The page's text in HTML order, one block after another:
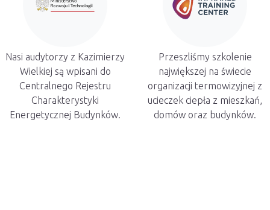
Nasi audytorzy z Kazimierzy
Wielkiej są wpisani do
Centralnego Rejestru
Charakterystyki
Energetycznej Budynków.
Przeszliśmy szkolenie
największej na świecie
organizacji termowizyjnej z
ucieczek ciepła z mieszkań,
domów oraz budynków.